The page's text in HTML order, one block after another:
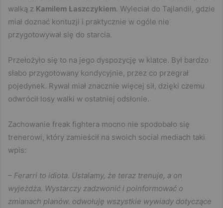
walką z Kamilem Łaszczykiem. Wyleciał do Tajlandii, gdzie
miał doznać kontuzji i praktycznie w ogóle nie
przygotowywał się do starcia.
Przełożyło się to na jego dyspozycję w klatce. Był bardzo
słabo przygotowany kondycyjnie, przez co przegrał
pojedynek. Rywal miał znacznie więcej sił, dzięki czemu
odwrócił losy walki w ostatniej odsłonie.
Zachowanie freak fightera mocno nie spodobało się
trenerowi, który zamieścił na swoich social mediach taki
wpis:
– Ferarri to idiota. Ustalamy, że teraz trenuje, a on
wyjeżdża. Wystarczy zadzwonić i poinformować o
zmianach planów. odwołuję wszystkie wywiady dotyczące